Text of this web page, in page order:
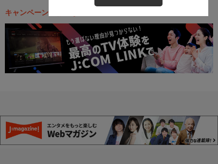
キャンペーン・お得な情報